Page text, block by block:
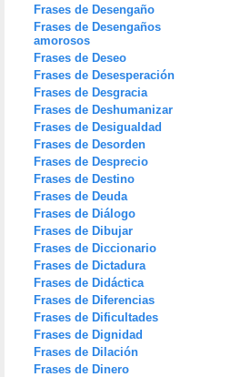
Frases de Desengaño
Frases de Desengaños
amorosos
Frases de Deseo
Frases de Desesperación
Frases de Desgracia
Frases de Deshumanizar
Frases de Desigualdad
Frases de Desorden
Frases de Desprecio
Frases de Destino
Frases de Deuda
Frases de Diálogo
Frases de Dibujar
Frases de Diccionario
Frases de Dictadura
Frases de Didáctica
Frases de Diferencias
Frases de Dificultades
Frases de Dignidad
Frases de Dilación
Frases de Dinero